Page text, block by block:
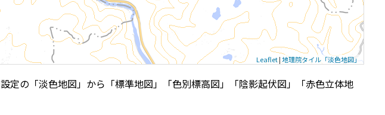
Leaflet|地理院タイル「淡色地図」
定の「淡色地図」から「標準地図」「色別標高図」「陰影起伏図」「赤色立体地